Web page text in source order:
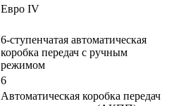
Евро IV
6-ступенчатая автоматическая
коробка передач с ручным
режимом
6
Автоматическая коробка передач